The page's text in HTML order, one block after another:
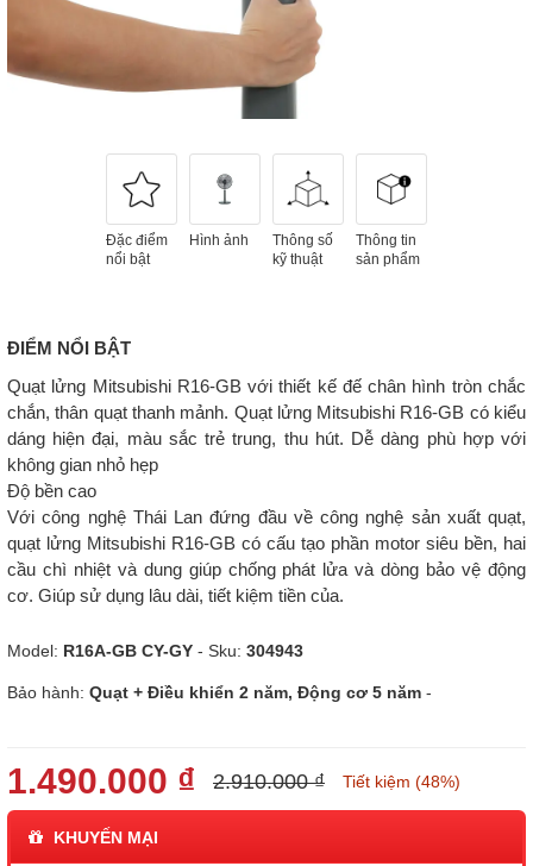
Đặc điểm
nổi bật
Hình ảnh
Thông số
kỹ thuật
Thông tin
sản phẩm
ĐIỂM NỔI BẬT
Quạt lửng Mitsubishi R16-GB với thiết kế đế chân hình tròn chắc
chắn, thân quạt thanh mảnh. Quạt lửng Mitsubishi R16-GB có kiểu
dáng hiện đại, màu sắc trẻ trung, thu hút. Dễ dàng phù hợp với
không gian nhỏ hẹp
Độ bền cao
Với công nghệ Thái Lan đứng đầu về công nghệ sản xuất quạt,
quạt lửng Mitsubishi R16-GB có cấu tạo phần motor siêu bền, hai
cầu chì nhiệt và dung giúp chống phát lửa và dòng bảo vệ động
cơ. Giúp sử dụng lâu dài, tiết kiệm tiền của.
Model: R16A-GB CY-GY - Sku: 304943
Bảo hành: Quạt + Điều khiển 2 năm, Động cơ 5 năm -
1.490.000 ₫ 2.910.000 ₫ Tiết kiệm (48%)
KHUYẾN MẠI